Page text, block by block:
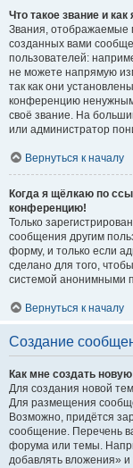
Что такое звание и
Звания, отображаемые
созданных вами
пользователей:
не можете напрямую
так как они
конференцию
своё звание. На
или администратор
Вернуться к началу
Когда я щёлкаю по
конференцию!
Только
сообщения другим
форму, и только если
сделано для того,
системой анонимными
Вернуться к началу
Создание
Как мне создать
Для создания новой
Для размещения
Возможно, придётся
сообщение. Перечень
форума или темы.
добавлять вложения» и